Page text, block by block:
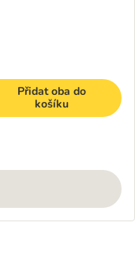
Přidat oba do
košíku